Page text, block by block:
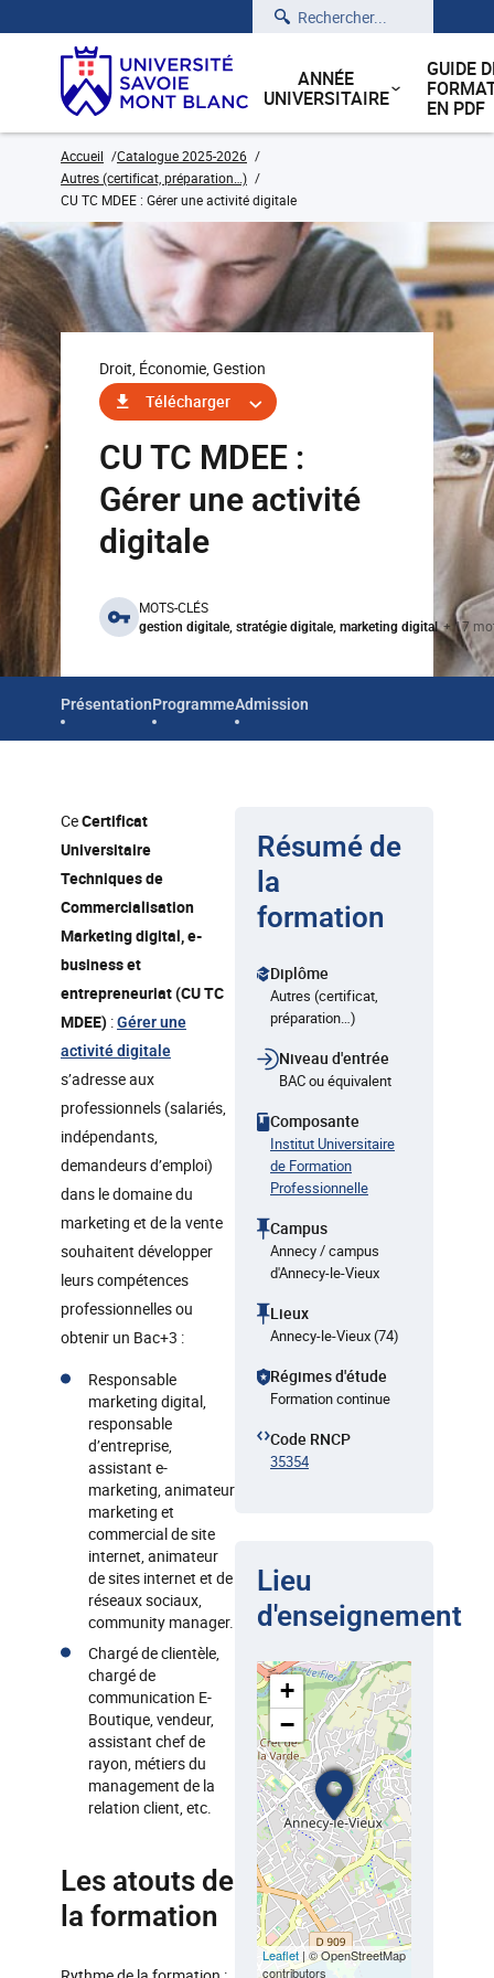
Rechercher
ANNÉE
UNIVERSITAIRE
GUIDE
EN PDF
Accueil
Catalogue 2025-2026
Autres (certificat, préparation…)
CU TC MDEE : Gérer une activité digitale
Droit, Économie, Gestion
Télécharger
CU TC MDEE :
Gérer une activité
digitale
benefits
MOTS-CLÉS
gestion digitale, stratégie digitale, marketing digital + 17
PrésentationProgrammeAdmission
CeCertificat
Universitaire
Techniques de
Commercialisation
Marketing digital, e-
business et
entrepreneuriat (CU TC
MDEE) :Gérer une
activité digitale
s’adresse aux
professionnels (salariés,
indépendants,
demandeurs d’emploi)
dans le domaine du
marketing et de la vente
souhaitent développer
leurs compétences
professionnelles ou
obtenir un Bac+3 :
Responsable
marketing digital,
responsable
d’entreprise,
assistant e-
marketing, animateur
marketing et
commercial de site
internet, animateur
de sites internet et de
réseaux sociaux,
community manager.
Chargé de clientèle,
chargé de
communication E-
Boutique, vendeur,
assistant chef de
rayon, métiers du
management de la
relation client, etc.
Les atouts de
la formation
Résumé de
la
formation
Diplôme
Autres (certificat,
préparation…)
Niveau d'entrée
BAC ou équivalent
Composante
Institut Universitaire
de Formation
Professionnelle
Campus
Annecy / campus
d'Annecy-le-Vieux
Lieux
Annecy-le-Vieux (74)
Régimes d'étude
Formation continue
Code RNCP
35354
Lieu
d'enseignement
+
−
Leaflet | © OpenStreetMap
contributors